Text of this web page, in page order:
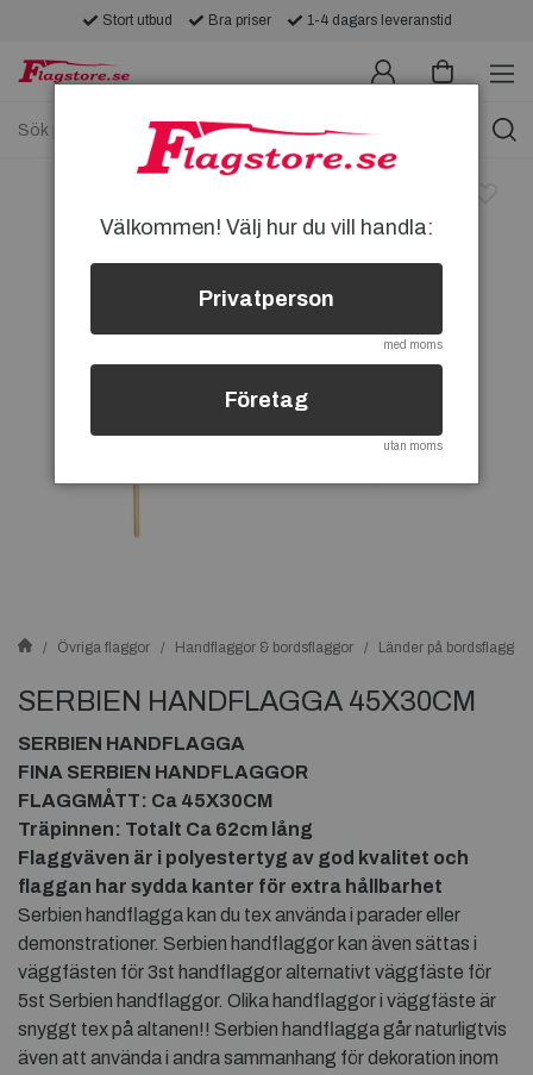
Stort utbud Bra priser 1-4 dagars leveranstid
Övriga flaggor Handflaggor & bordsflaggor Länder på
SERBIEN HANDFLAGGA 45X30CM
SERBIEN HANDFLAGGA
FINA SERBIEN HANDFLAGGOR
FLAGGMÅTT: Ca 45X30CM
Träpinnen: Totalt Ca 62cm lång
Flaggväven är i polyestertyg av god kvalitet och
flaggan har sydda kanter för extra hållbarhet
Serbien handflagga kan du tex använda i parader eller
demonstrationer. Serbien handflaggor kan även sättas i
väggfästen för 3st handflaggor alternativt väggfäste för
5st Serbien handflaggor. Olika handflaggor i väggfäste är
snyggt tex på altanen!! Serbien handflagga går naturligtvis
även att använda i andra sammanhang för dekoration inom
Välkommen! Välj hur du vill handla:
Privatperson
med moms
Företag
utan moms